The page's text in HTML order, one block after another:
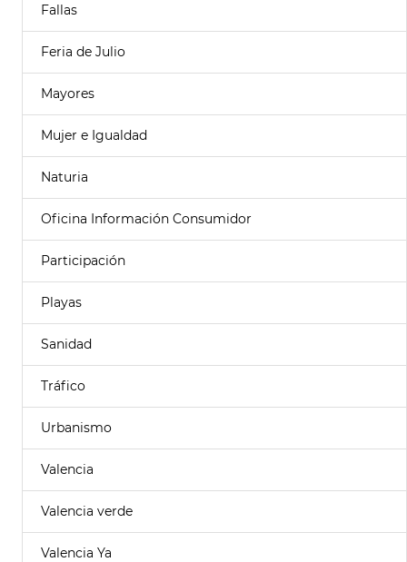
Fallas
Feria de Julio
Mayores
Mujer e Igualdad
Naturia
Oficina Información Consumidor
Participación
Playas
Sanidad
Tráfico
Urbanismo
Valencia
Valencia verde
Valencia Ya